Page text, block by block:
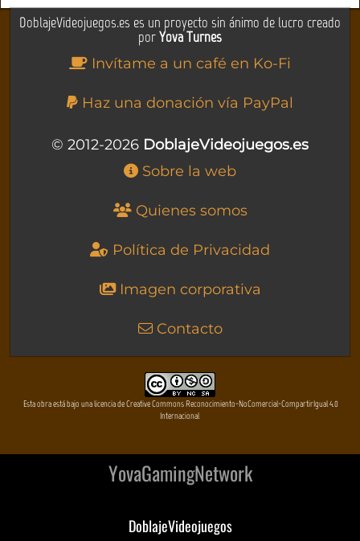
DoblajeVideojuegos.es es un proyecto sin ánimo de lucro creado
porYova Turnes
Invítame a un café en Ko-Fi
Haz una donación vía PayPal
© 2012-2026 DoblajeVideojuegos.es
Sobre la web
Quienes somos
Política de Privacidad
Imagen corporativa
Contacto
Esta obra está bajo una licencia de Creative Commons Reconocimiento-NoComercial-CompartirIgual 4.0
Internacional
YovaGamingNetwork
DoblajeVideojuegos